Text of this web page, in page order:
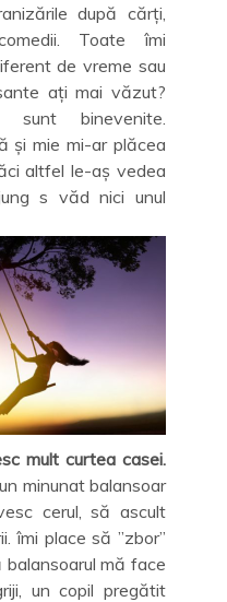
după cărți,
Toate îmi
de vreme sau
ați mai văzut?
sunt binevenite.
și mie mi-ar plăcea
altfel le-aș vedea
s văd nici unul
mult curtea casei.
minunat balansoar
cerul, să ascult
îmi place să ”zbor”
mă face
un copil pregătit